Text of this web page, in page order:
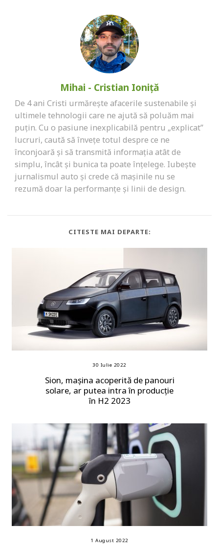
Mihai - Cristian Ioniță
De 4 ani Cristi urmărește afacerile sustenabile și
ultimele tehnologii care ne ajută să poluăm mai
puțin. Cu o pasiune inexplicabilă pentru „explicat”
lucruri, caută să învețe totul despre ce ne
înconjoară și să transmită informația atât de
simplu, încât și bunica ta poate înțelege. Iubește
jurnalismul auto și crede că mașinile nu se
rezumă doar la performanțe și linii de design.
CITESTE MAI DEPARTE:
30 Iulie 2022
Sion, mașina acoperită de panouri
solare, ar putea intra în producție
în H2 2023
1 August 2022